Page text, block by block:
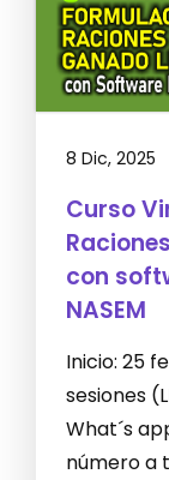
8 Dic, 2025
Curso
con
NASEM
Inicio: 25
sesiones
What´s
número a